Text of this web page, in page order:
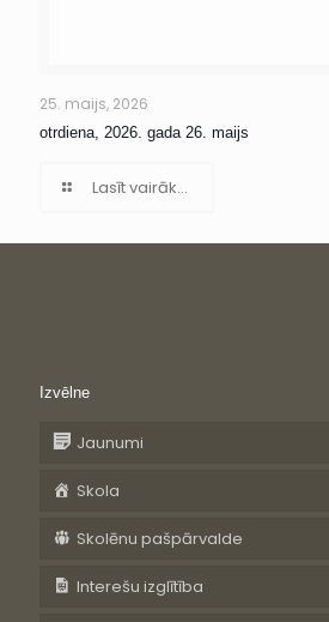
25. maijs, 2026
otrdiena, 2026. gada 26. maijs
Lasīt vairāk...
Izvēlne
Jaunumi
Skola
Skolēnu pašpārvalde
Interešu izglītība